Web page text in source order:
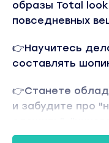
образы Тоtаl
повседневных
👉Научитесь
составлять
👉Станете
и забудите про
идет"